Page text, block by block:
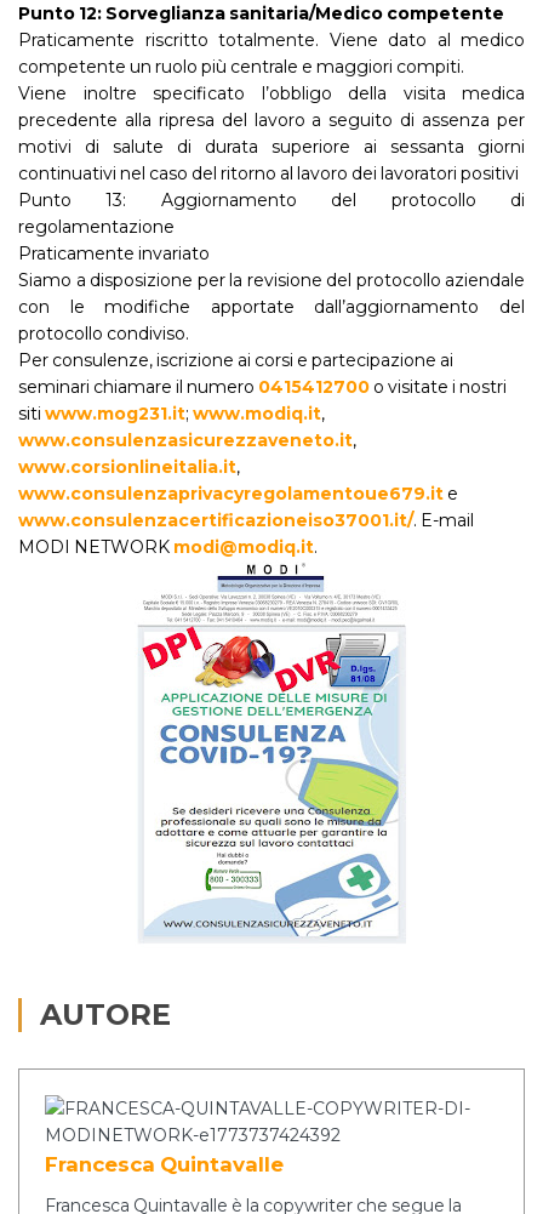
Punto 12: Sorveglianza sanitaria/Medico competente
Praticamente riscritto totalmente. Viene dato al medico
competente un ruolo più centrale e maggiori compiti.
Viene inoltre specificato l’obbligo della visita medica
precedente alla ripresa del lavoro a seguito di assenza per
motivi di salute di durata superiore ai sessanta giorni
continuativi nel caso del ritorno al lavoro dei lavoratori positivi
Punto 13: Aggiornamento del protocollo di
regolamentazione
Praticamente invariato
Siamo a disposizione per la revisione del protocollo aziendale
con le modifiche apportate dall’aggiornamento del
protocollo condiviso.
Per consulenze, iscrizione ai corsi e partecipazione ai
seminari chiamare il numero 0415412700 o visitate i nostri
siti www.mog231.it; www.modiq.it,
www.consulenzasicurezzaveneto.it,
www.corsionlineitalia.it,
www.consulenzaprivacyregolamentoue679.it e
www.consulenzacertificazioneiso37001.it/. E-mail
MODI NETWORK modi@modiq.it.
AUTORE
Francesca Quintavalle
Francesca Quintavalle è la copywriter che segue la